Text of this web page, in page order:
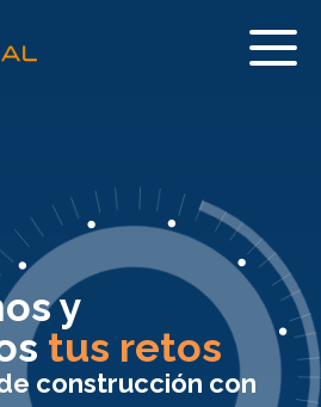
y
tus retos
construcción con